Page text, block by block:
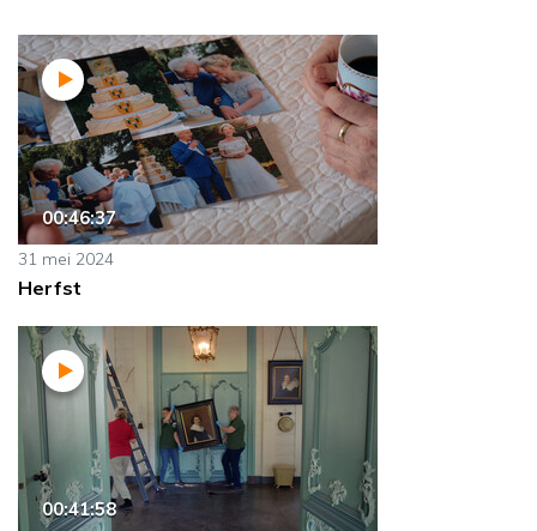
00:46:37
31 mei 2024
Herfst
00:41:58